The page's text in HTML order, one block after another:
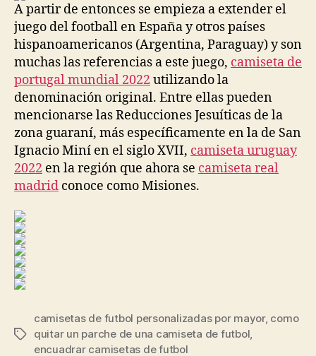
A partir de entonces se empieza a extender el
juego del football en España y otros países
hispanoamericanos (Argentina, Paraguay) y son
muchas las referencias a este juego, camiseta de
portugal mundial 2022 utilizando la
denominación original. Entre ellas pueden
mencionarse las Reducciones Jesuíticas de la
zona guaraní, más específicamente en la de San
Ignacio Miní en el siglo XVII, camiseta uruguay
2022 en la región que ahora se camiseta real
madrid conoce como Misiones.
Etiquetas
camisetas de futbol personalizadas por mayor, como
quitar un parche de una camiseta de futbol,
encuadrar camisetas de futbol